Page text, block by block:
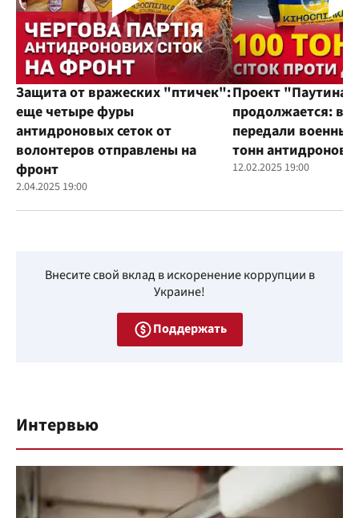
Защита от вражеских "птичек":
еще четыре фуры
антидроновых сеток от
волонтеров отправлены на
фронт
2.04.2025 19:00
Проект "Паутина"
продолжается:
передали
тонн
12.02.2025 19:00
Внесите свой вклад в искоренение коррупции в
Украине!
Поддержать
Интервью